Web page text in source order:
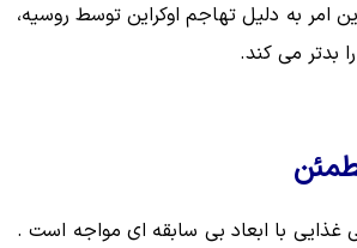
امر به دلیل تهاجم اوکراین توسط روسیه،
بدتر می کند.
غذایی با ابعاد بی سابقه ای مواجه است .